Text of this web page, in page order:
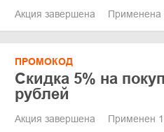
Акция завершена Применена
ПРОМОКОД
Скидка 5% на
рублей
Акция завершена Применен